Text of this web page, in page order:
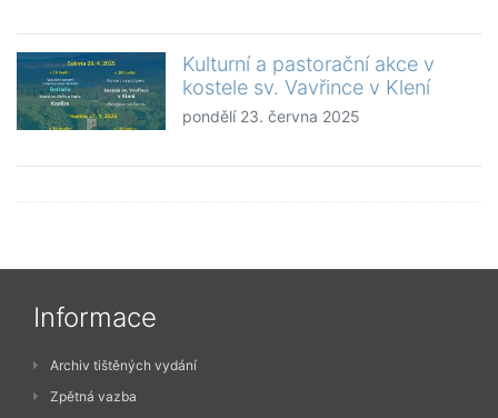
Kulturní a pastorační akce v
kostele sv. Vavřince v Klení
pondělí 23. června 2025
Informace
Archiv tištěných vydání
Zpětná vazba